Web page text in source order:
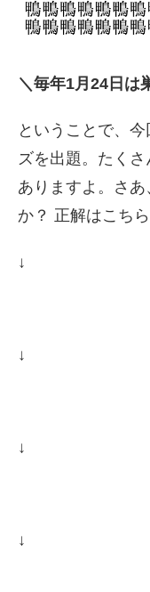
＼毎年1月24日は
ということで、今
ズを出題。たく
ありますよ。さ
か？ 正解はこちら
↓
↓
↓
↓